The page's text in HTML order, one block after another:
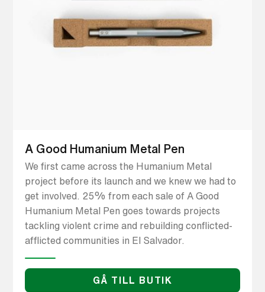
A Good Humanium Metal Pen
We first came across the Humanium Metal
project before its launch and we knew we had to
get involved. 25% from each sale of A Good
Humanium Metal Pen goes towards projects
tackling violent crime and rebuilding conflicted-
afflicted communities in El Salvador.
GÅ TILL BUTIK